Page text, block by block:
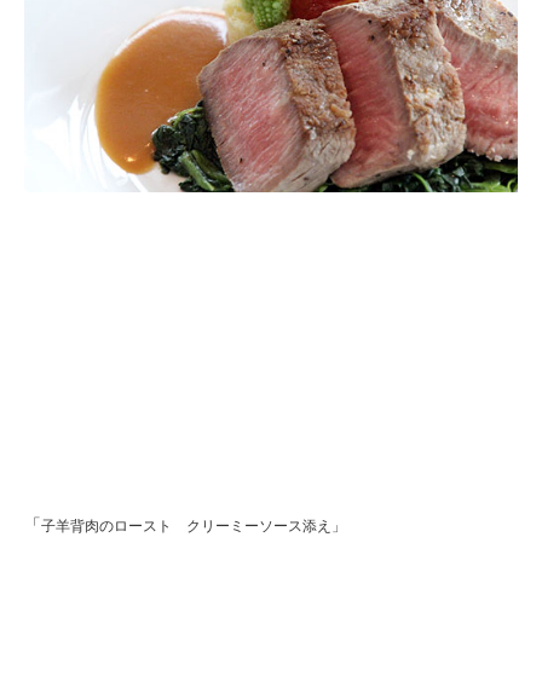
「子羊背肉のロースト クリーミーソース添え」